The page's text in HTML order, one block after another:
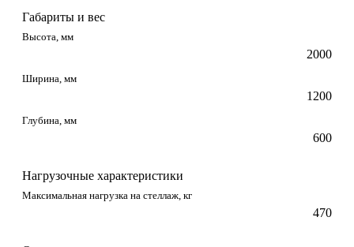
Габариты и вес
Высота, мм
2000
Ширина, мм
1200
Глубина, мм
600
Нагрузочные характеристики
Максимальная нагрузка на стеллаж, кг
470